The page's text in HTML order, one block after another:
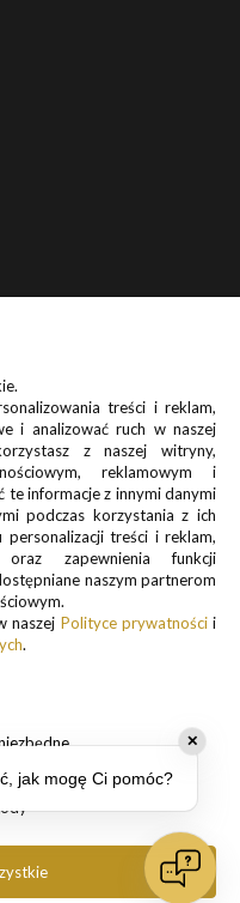
informacje o
znajdują się w pkt.
All rights reserved.
✕
jak mogę Ci pomóc?
treści i reklam,
i analizować ruch w naszej
z naszej witryny,
reklamowym i
te informacje z innymi danymi
podczas korzystania z ich
personalizacji treści i reklam,
zapewnienia funkcji
naszym partnerom
naszej Polityce prywatnościi
.